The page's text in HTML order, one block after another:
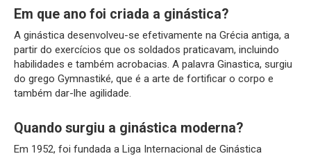
Em que ano foi criada a ginástica?
A ginástica desenvolveu-se efetivamente na Grécia antiga, a
partir do exercícios que os soldados praticavam, incluindo
habilidades e também acrobacias. A palavra Ginastica, surgiu
do grego Gymnastiké, que é a arte de fortificar o corpo e
também dar-lhe agilidade.
Quando surgiu a ginástica moderna?
Em 1952, foi fundada a Liga Internacional de Ginástica